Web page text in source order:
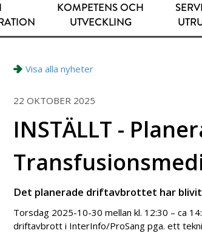
KOMPETENS OCH
UTVECKLING
Visa alla nyheter
22 OKTOBER 2025
INSTÄLLT -
Det planerade driftavbrottet har
Torsdag 2025-10-30 mellan kl. 12:30 – ca
driftavbrott i InterInfo/ProSang pga. ett